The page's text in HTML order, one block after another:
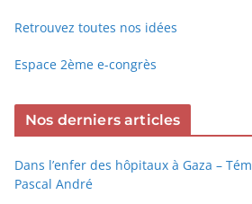
Retrouvez toutes nos idées
Espace 2ème e-congrès
Nos derniers articles
Dans l’enfer des hôpitaux à Gaza –
Pascal André